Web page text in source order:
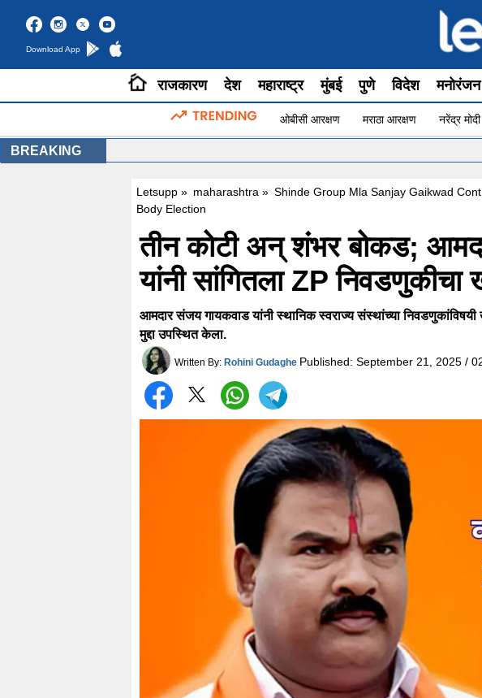
Download App
राजकारण देश महाराष्ट्र मुंबई पुणे विदेश मनोरंजन
ओबीसी आरक्षण मराठा आरक्षण नरेंद्र मोदी
BREAKING
Letsupp » maharashtra » Shinde Group Mla Sanjay Gaikwad
Body Election
तीन कोटी अन् शंभर बोकड;
यांनी सांगितला ZP निवडणुकीचा
आमदार संजय गायकवाड यांनी स्थानिक स्वराज्य संस्थांच्या निवडणुकांविषयी
मुद्दा उपस्थित केला.
Written By: Rohini Gudaghe Published: September 21, 2025 /